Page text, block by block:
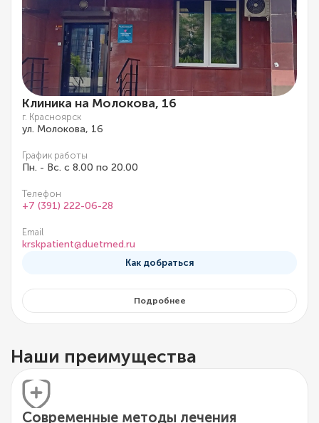
Клиника на Молокова, 16
г. Красноярск
ул. Молокова, 16
График работы
Пн. - Вс. с 8.00 по 20.00
Телефон
+7 (391) 222-06-28
Email
krskpatient@duetmed.ru
Как добраться
Подробнее
Наши преимущества
Современные методы лечения